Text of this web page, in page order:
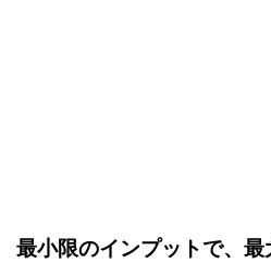
最小限のインプットで、